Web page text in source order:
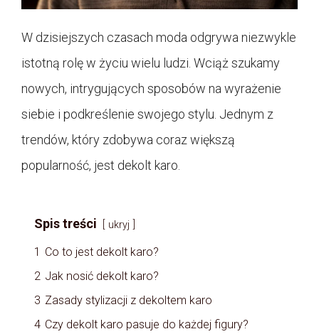
W dzisiejszych czasach moda odgrywa niezwykle
istotną rolę w życiu wielu ludzi. Wciąż szukamy
nowych, intrygujących sposobów na wyrażenie
siebie i podkreślenie swojego stylu. Jednym z
trendów, który zdobywa coraz większą
popularność, jest dekolt karo.
Spis treści ukryj
1 Co to jest dekolt karo?
2 Jak nosić dekolt karo?
3 Zasady stylizacji z dekoltem karo
4 Czy dekolt karo pasuje do każdej figury?